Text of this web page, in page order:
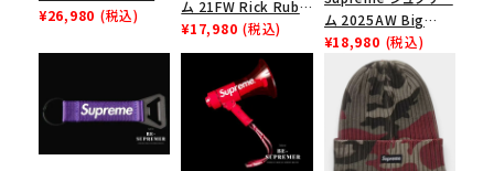
Low ナイキクロスト
ズ ブラック
¥26,980 (税込)
ム 21FW Rick Rubin
Tee リックルービンT
シャツ ヘザーグレー
¥17,980 (税込)
ム 2025AW Big
Logo Beanie ビッグ
ロゴビーニー ブラッ
¥18,980 (税込)